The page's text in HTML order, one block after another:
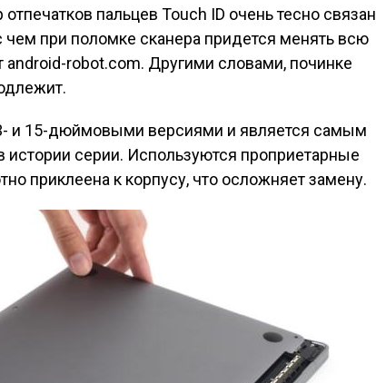
пальцев Touch ID очень тесно связан
чем при поломке сканера придется менять всю
android-robot.com. Другими словами, починке
и 15-дюймовыми версиями и является самым
серии. Используются проприетарные
приклеена к корпусу, что осложняет замену.